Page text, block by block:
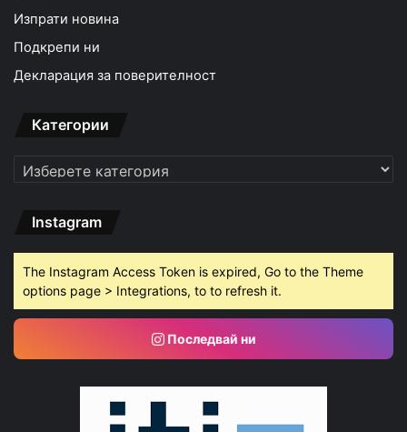
Изпрати новина
Подкрепи ни
Декларация за поверителност
Категории
Категории
Instagram
The Instagram Access Token is expired, Go to the Theme
options page > Integrations, to to refresh it.
Последвай ни